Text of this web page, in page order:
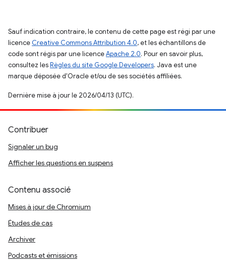
Sauf indication contraire, le contenu de cette page est régi par une
licence Creative Commons Attribution 4.0, et les échantillons de
code sont régis par une licenceApache 2.0. Pour en savoir plus,
consultez lesRègles du site Google Developers. Java est une
marque déposée d'Oracle et/ou de ses sociétés affiliées.
Dernière mise à jour le 2026/04/13 (UTC).
Contribuer
Signaler un bug
Afficher les questions en suspens
Contenu associé
Mises à jour de Chromium
Études de cas
Archiver
Podcasts et émissions